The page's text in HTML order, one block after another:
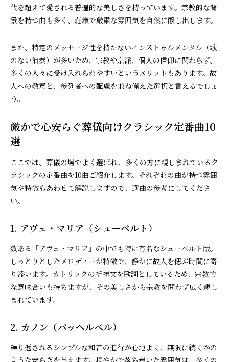
代を超えて愛される普遍的な美しさを持っています。宗教的な背
景を持つ曲も多く、荘厳で厳粛な雰囲気を自然に醸し出します。
また、特定のメッセージ性を持たないインストゥルメンタル（歌
のない演奏）が多いため、宗教や宗派、個人の信仰に関わらず、
多くの人々に受け入れられやすいというメリットもあります。故
人への敬意と、参列者への配慮を兼ね備えた選択と言えるでしょ
う。
厳かで心安らぐ葬儀向けクラシック定番曲10
選
ここでは、葬儀の場でよく選ばれ、多くの方に親しまれているク
ラシックの定番曲を10曲ご紹介します。それぞれの曲が持つ雰囲
気や特徴もあわせて解説しますので、選曲の参考にしてくださ
い。
1. アヴェ・マリア（シューベルト）
数ある「アヴェ・マリア」の中でも特に有名なシューベルト版。
しっとりとしたメロディーが特徴で、静かに故人を偲ぶ時間に寄
り添います。カトリックの祈祷文を歌詞としているため、宗教的
な意味合いも持ちますが、その美しさから宗教を問わず広く親し
まれています。
2. カノン（パッヘルベル）
繰り返されるシンプルな和音の進行が心地よく、無限に続くかの
ような安らぎを与えます。穏やかで落ち着いた雰囲気は、多くの